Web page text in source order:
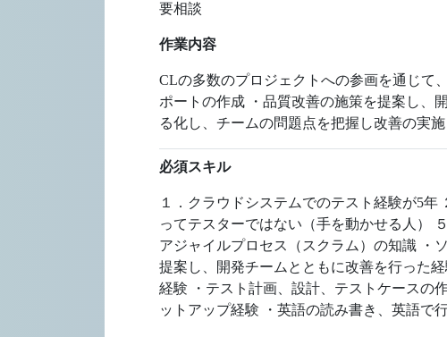
要相談
作業内容
CLの多数のプロジェクトへの参画を通じて
ポートの作成 ・品質改善の施策を提案し、
る化し、チームの問題点を把握し改善の実施
必須スキル
１．クラウドシステムでのテスト経験が5
ってテスターではない（手を動かせる人）
アジャイルプロセス（スクラム）の知識 ・
提案し、開発チームとともに改善を行った
経験 ・テスト計画、設計、テストケースの
ットアップ経験 ・英語の読み書き、英語で